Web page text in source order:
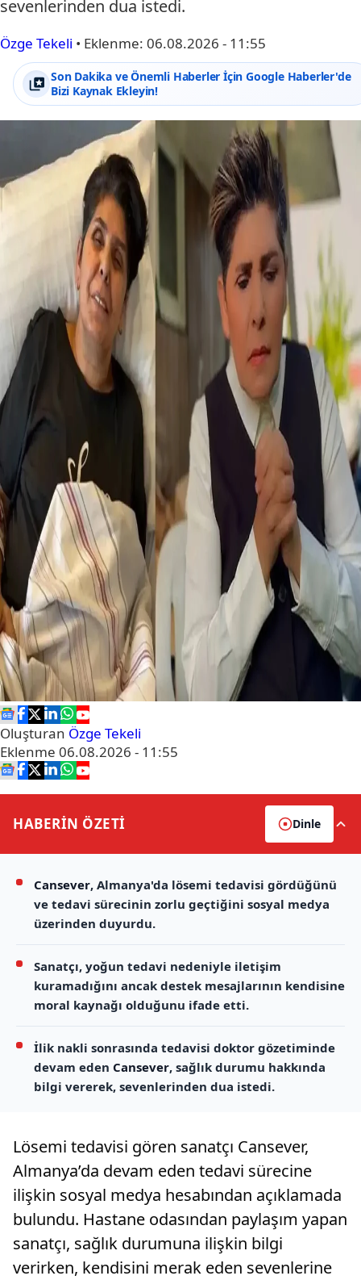
sevenlerinden dua istedi.
Özge Tekeli • Eklenme: 06.08.2026 - 11:55
Son Dakika ve Önemli Haberler İçin Google Haberler'de
Bizi Kaynak Ekleyin!
Oluşturan Özge Tekeli
Eklenme 06.08.2026 - 11:55
HABERİN ÖZETİ Dinle
Cansever, Almanya'da lösemi tedavisi gördüğünü
ve tedavi sürecinin zorlu geçtiğini sosyal medya
üzerinden duyurdu.
Sanatçı, yoğun tedavi nedeniyle iletişim
kuramadığını ancak destek mesajlarının kendisine
moral kaynağı olduğunu ifade etti.
İlik nakli sonrasında tedavisi doktor gözetiminde
devam eden Cansever, sağlık durumu hakkında
bilgi vererek, sevenlerinden dua istedi.
Lösemi tedavisi gören sanatçı Cansever,
Almanya’da devam eden tedavi sürecine
ilişkin sosyal medya hesabından açıklamada
bulundu. Hastane odasından paylaşım yapan
sanatçı, sağlık durumuna ilişkin bilgi
verirken, kendisini merak eden sevenlerine